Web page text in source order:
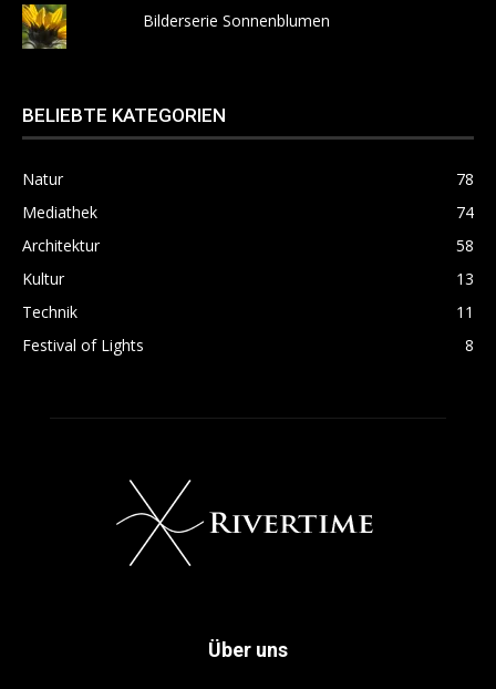
Bilderserie Sonnenblumen
BELIEBTE KATEGORIEN
Natur
78
Mediathek
74
Architektur
58
Kultur
13
Technik
11
Festival of Lights
8
Über uns